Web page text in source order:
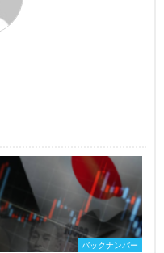
バックナンバー